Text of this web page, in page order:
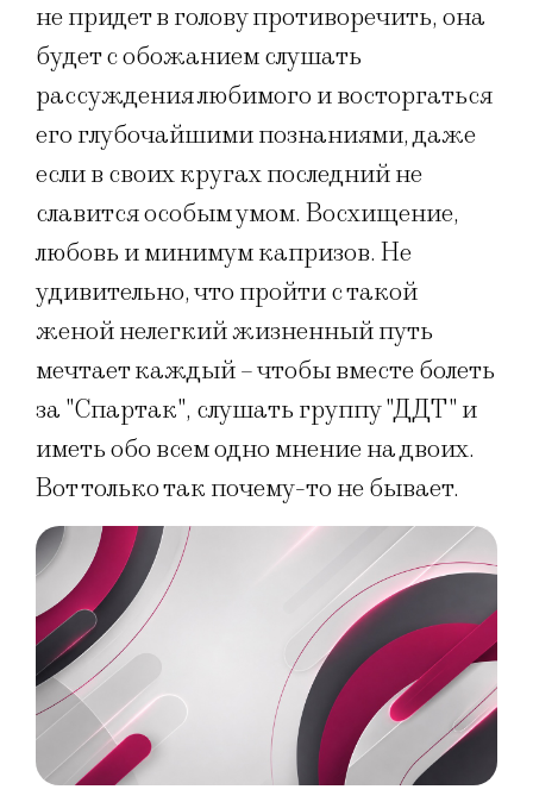
не придет в голову противоречить, она
будет с обожанием слушать
рассуждения любимого и восторгаться
его глубочайшими познаниями, даже
если в своих кругах последний не
славится особым умом. Восхищение,
любовь и минимум капризов. Не
удивительно, что пройти с такой
женой нелегкий жизненный путь
мечтает каждый – чтобы вместе болеть
за "Спартак", слушать группу "ДДТ" и
иметь обо всем одно мнение на двоих.
Вот только так почему-то не бывает.